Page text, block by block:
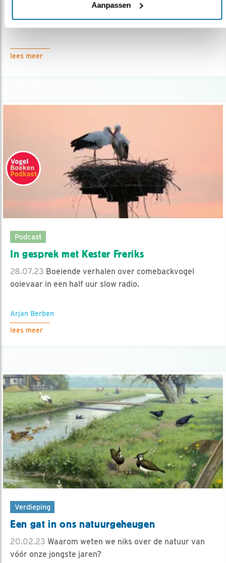
Aanpassen
Je handen gaan jeuken van deze goeie
ideeën. Beloofd!
lees meer
Podcast
In gesprek met Kester Freriks
28.07.23 Boeiende verhalen over comebackvogel
ooievaar in een half uur slow radio.
Arjan Berben
lees meer
Verdieping
Een gat in ons natuurgeheugen
20.02.23 Waarom weten we niks over de natuur van
vóór onze jongste jaren?